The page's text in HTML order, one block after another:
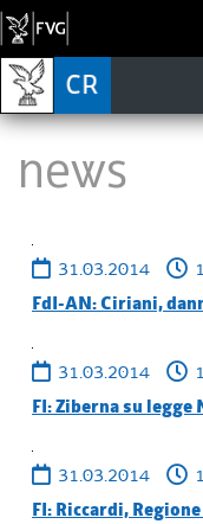
News
31.03.2014
FdI-AN: Ciriani,
31.03.2014
FI: Ziberna su
31.03.2014
FI: Riccardi,